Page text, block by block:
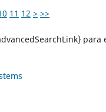
11 12 > >>
para